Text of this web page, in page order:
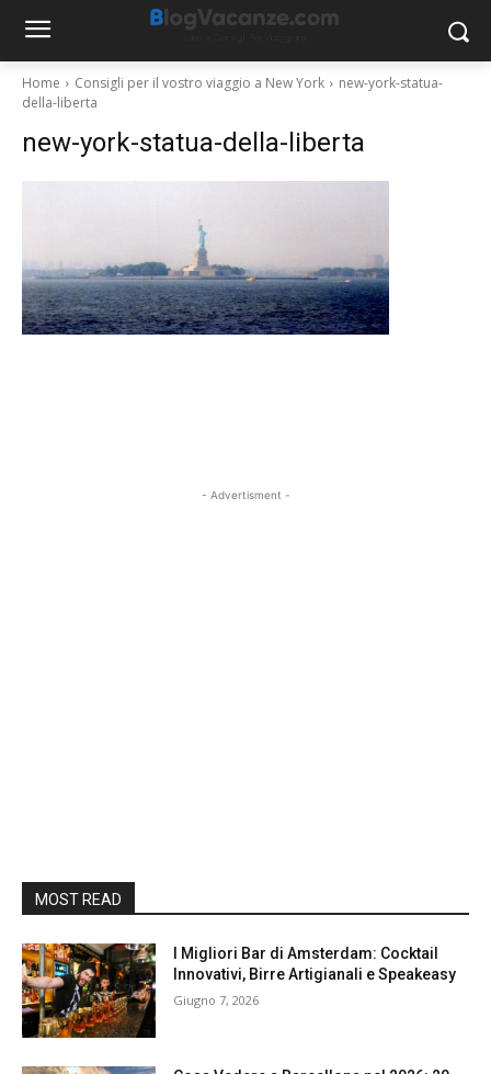
Home Consigli per il vostro viaggio a New York
new-york-statua-
della-liberta
new-york-statua-della-liberta
- Advertisment -
MOST READ
I Migliori Bar di Amsterdam: Cocktail
Innovativi, Birre Artigianali e Speakeasy
Giugno 7, 2026